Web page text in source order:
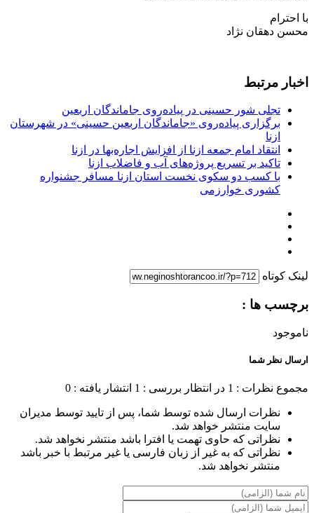
با احترام
محسن دهقان نژاد
اخبار مرتبط
تجلی شور حسینی در پیاده‌روی جاماندگان اربعین
برگزاری پیاده‌روی «جاماندگان اربعین حسینی» در شهرستان
ازنا
انتقاد امام جمعه ازنا از افزایش اجاره‌بها در ازنا
تاکید بر تسریع پروژه‌های آب و فاضلاب ازنا
با کسب دو سکوی نخست استان ازنا مسافر جشنواره
کشوری خوارزمی
لینک کوتاه
برچسب ها :
ناموجود
ارسال نظر شما
مجموع نظرات : 1 در انتظار بررسی : 1 انتشار یافته : 0
نظرات ارسال شده توسط شما، پس از تایید توسط مدیران
سایت منتشر خواهد شد.
نظراتی که حاوی تهمت یا افترا باشد منتشر نخواهد شد.
نظراتی که به غیر از زبان فارسی یا غیر مرتبط با خبر باشد
منتشر نخواهد شد.